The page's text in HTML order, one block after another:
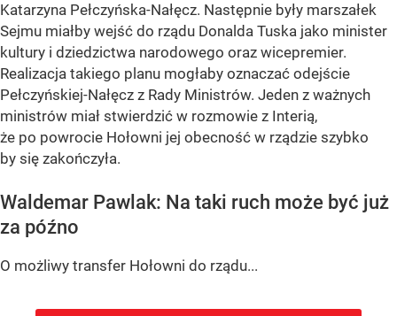
Katarzyna Pełczyńska-Nałęcz. Następnie były marszałek
Sejmu miałby wejść do rządu Donalda Tuska jako minister
kultury i dziedzictwa narodowego oraz wicepremier.
Realizacja takiego planu mogłaby oznaczać odejście
Pełczyńskiej-Nałęcz z Rady Ministrów. Jeden z ważnych
ministrów miał stwierdzić w rozmowie z Interią,
że po powrocie Hołowni jej obecność w rządzie szybko
by się zakończyła.
Waldemar Pawlak: Na taki ruch może być już
za późno
O możliwy transfer Hołowni do rządu...